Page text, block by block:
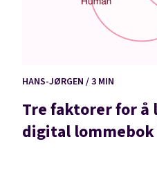
HANS-JØRGEN / 3 MIN
Tre faktorer for å
digital lommebok